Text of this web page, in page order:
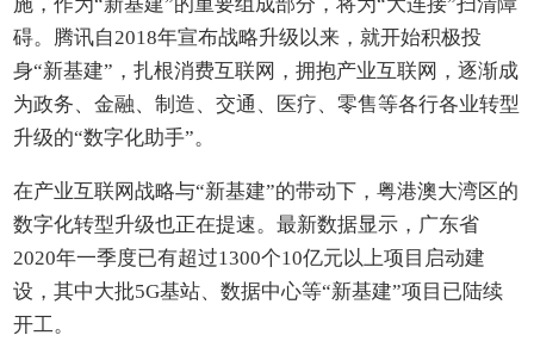
碍。腾讯自2018年宣布战略升级以来，就开始积极投
身“新基建”，扎根消费互联网，拥抱产业互联网，逐渐成
为政务、金融、制造、交通、医疗、零售等各行各业转型
升级的“数字化助手”。
在产业互联网战略与“新基建”的带动下，粤港澳大湾区的
数字化转型升级也正在提速。最新数据显示，广东省
2020年一季度已有超过1300个10亿元以上项目启动建
设，其中大批5G基站、数据中心等“新基建”项目已陆续
开工。